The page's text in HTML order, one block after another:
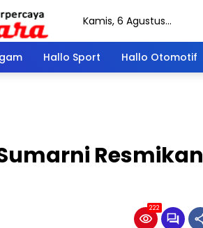
Kamis, 6 Agustus
Hallo Sport Hallo Otomotif
Resmikan
222